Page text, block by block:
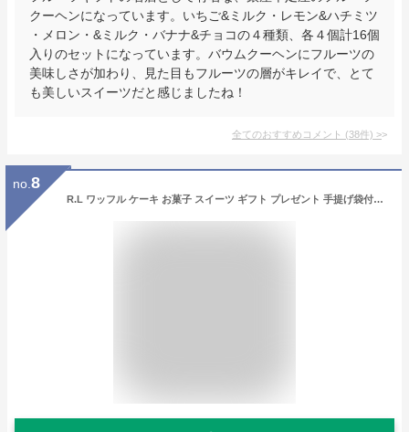
クーヘンになっています。いちご&ミルク・レモン&ハチミツ
・メロン・&ミルク・バナナ&チョコの４種類、各４個計16個
入りのセットになっています。バウムクーヘンにフルーツの
美味しさが加わり、見た目もフルーツの層がキレイで、とて
も美しいスイーツだと感じましたね！
全てのおすすめコメント (38件) >
no. 8
R.L ワッフル ケーキ お菓子 スイーツ ギフト プレゼント 手提げ袋付き 冷凍 10個